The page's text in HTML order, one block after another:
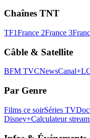
Chaînes TNT
TF1France 2France 3
Câble & Satellite
BFM TVCNewsCanal+
Par Genre
Films ce soirSéries TV
Disney+Calculateur